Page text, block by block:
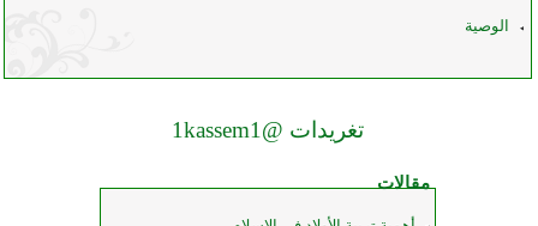
الوصية
تغريدات @1kassem1
مقالات